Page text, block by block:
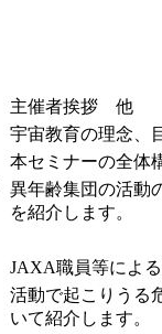
主催者挨拶 他
宇宙教育の理念、
本セミナーの全体
異年齢集団の活動
を紹介します。
JAXA職員等によ
活動で起こりうる
いて紹介します。